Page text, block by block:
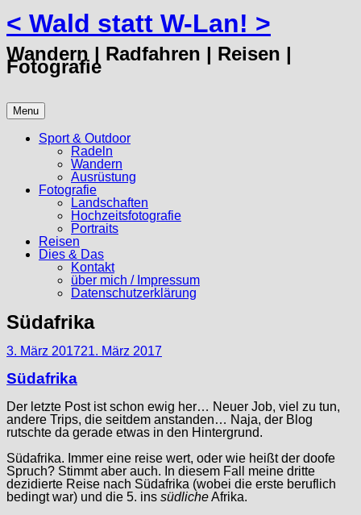
Skip
to
content
< Wald statt W-Lan! >
Wandern | Radfahren | Reisen |
Fotografie
Menu
Sport & Outdoor
Radeln
Wandern
Ausrüstung
Fotografie
Landschaften
Hochzeitsfotografie
Portraits
Reisen
Dies & Das
Kontakt
über mich / Impressum
Datenschutzerklärung
Südafrika
3. März 201721. März 2017
Südafrika
Der letzte Post ist schon ewig her… Neuer Job, viel zu tun,
andere Trips, die seitdem anstanden… Naja, der Blog
rutschte da gerade etwas in den Hintergrund.
Südafrika. Immer eine reise wert, oder wie heißt der doofe
Spruch? Stimmt aber auch. In diesem Fall meine dritte
dezidierte Reise nach Südafrika (wobei die erste beruflich
bedingt war) und die 5. ins südlicheAfrika.